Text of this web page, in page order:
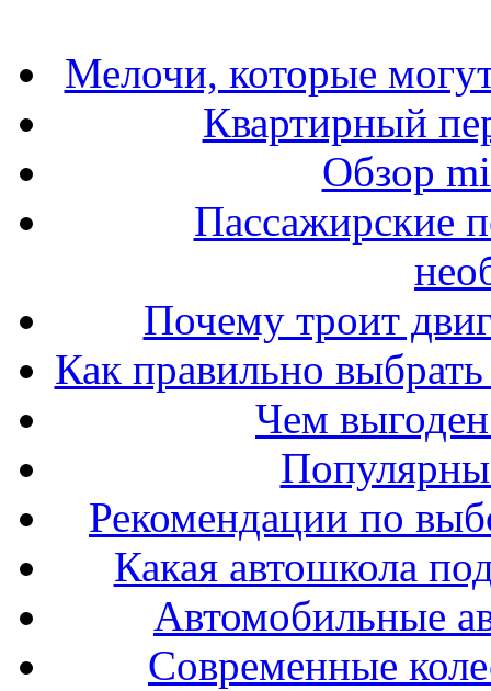
Мелочи, которые
Квартирный
Обзор
Пассажирские
Почему троит
Как правильно выбрать
Чем
Рекомендации по
Какая автошкола
Автомобильные
Современные